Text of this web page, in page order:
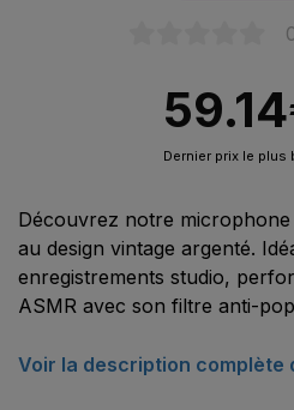
59.14
Dernier prix le plus
Découvrez notre
au design vintage argenté.
enregistrements studio,
ASMR avec son filtre anti-
Voir la description complète